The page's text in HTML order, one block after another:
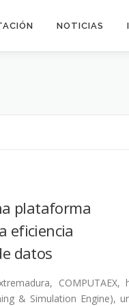
NOTICIAS
plataforma
eficiencia
datos
COMPUTAEX,
& Simulation Engine),